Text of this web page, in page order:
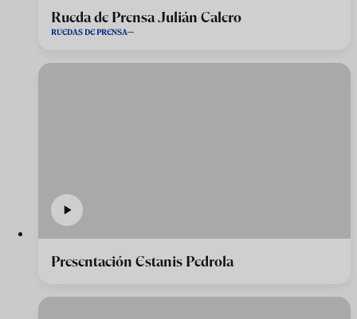
Rueda de Prensa Julián Calero
RUEDAS DE PRENSA
Presentación Estanis Pedrola